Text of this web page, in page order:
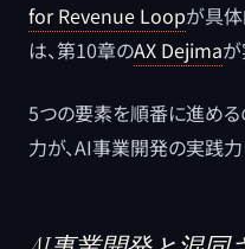
for Revenue Loopが具
は、第10章のAX Dejima
5つの要素を順番に進める
力が、AI事業開発の実践力